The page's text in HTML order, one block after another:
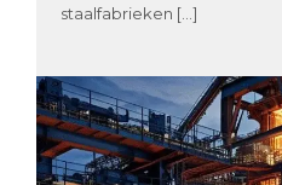
staalfabrieken […]